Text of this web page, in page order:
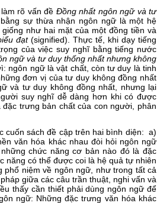
rõ vấn đề Đồng nhất ngôn ngữ và tư
sự thừa nhận ngôn ngữ là một hệ
như hai mặt của một đồng tiền và
đạt(signified). Thực tế, khi dạy tiếng
của việc suy nghĩ bằng tiếng nước
ngữ và tư duy thống nhất nhưng không
ngôn ngữ là vật chất, còn tư duy là tinh
đơn vị của tư duy không đồng nhất
và tư duy không đồng nhất, nhưng lại
suy nghĩ dễ dàng hơn khi có được
trưng bản chất của con người, phân
cuốn sách đề cập trên hai bình diện: a)
văn hóa khác nhau đòi hỏi ngôn ngữ
chức năng cơ bản nào đó là đặc
năng có thể được coi là hệ quả tự nhiên
niệm về ngôn ngữ, như trong tất cả
giữa các câu trần thuật, nghi vấn và
thấy cần thiết phải dùng ngôn ngữ để
ngữ: Những đặc trưng văn hóa khác